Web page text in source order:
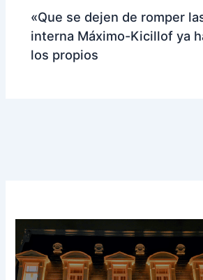
«Que se dejen de romper
interna Máximo-Kicillof ya
los propios